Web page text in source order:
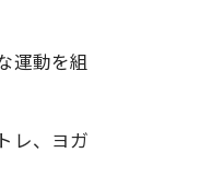
運動を組
レ、ヨガ